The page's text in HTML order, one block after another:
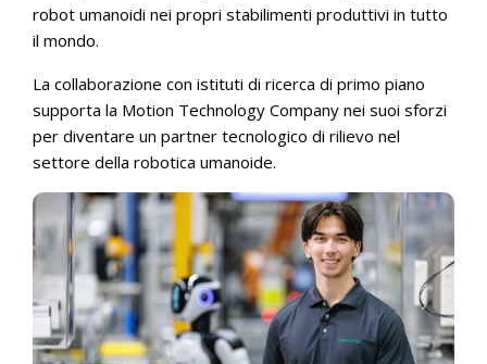
robot umanoidi nei propri stabilimenti produttivi in tutto
il mondo.
La collaborazione con istituti di ricerca di primo piano
supporta la Motion Technology Company nei suoi sforzi
per diventare un partner tecnologico di rilievo nel
settore della robotica umanoide.